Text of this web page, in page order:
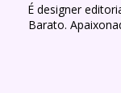
É designer
Barato.